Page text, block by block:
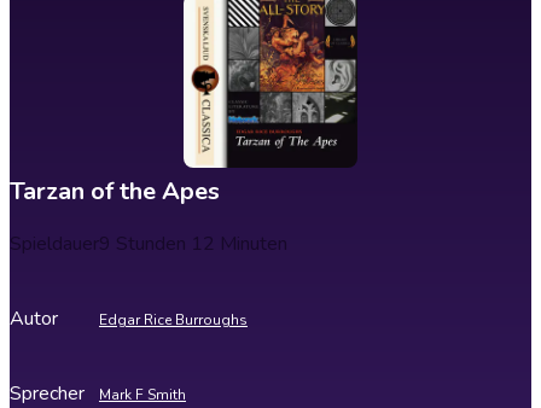
Tarzan of the Apes
Spieldauer9 Stunden 12 Minuten
Autor Edgar Rice Burroughs
Sprecher Mark F Smith